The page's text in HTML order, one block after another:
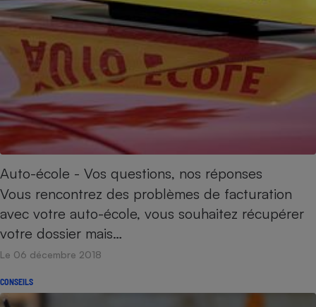
Auto-école - Vos questions, nos réponses
Vous rencontrez des problèmes de facturation
avec votre auto-école, vous souhaitez récupérer
votre dossier mais…
Le 06 décembre 2018
CONSEILS